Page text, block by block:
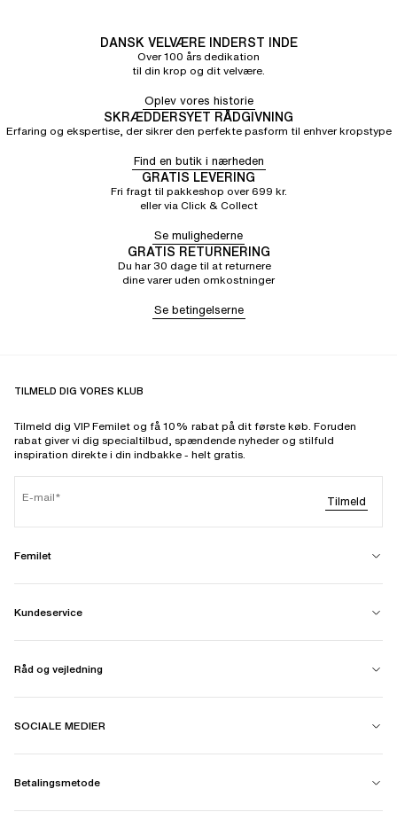
DANSK VELVÆRE INDERST INDE
Over 100 års dedikation
til din krop og dit velvære.
Oplev vores historie
SKRÆDDERSYET RÅDGIVNING
Erfaring og ekspertise, der sikrer den perfekte pasform til enhver kropstype
Find en butik i nærheden
GRATIS LEVERING
Fri fragt til pakkeshop over 699 kr.
eller via Click & Collect
Se mulighederne
GRATIS RETURNERING
Du har 30 dage til at returnere
dine varer uden omkostninger
Se betingelserne
TILMELD DIG VORES KLUB
Tilmeld dig VIP Femilet og få 10% rabat på dit første køb. Foruden
rabat giver vi dig specialtilbud, spændende nyheder og stilfuld
inspiration direkte i din indbakke - helt gratis.
E-mail Tilmeld
Femilet
Kundeservice
Råd og vejledning
SOCIALE MEDIER
Betalingsmetode